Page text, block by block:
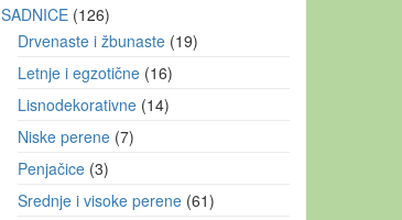
SADNICE 126
Drvenaste i žbunaste 19
Letnje i egzotične 16
Lisnodekorativne 14
Niske perene 7
Penjačice 3
Srednje i visoke perene 61